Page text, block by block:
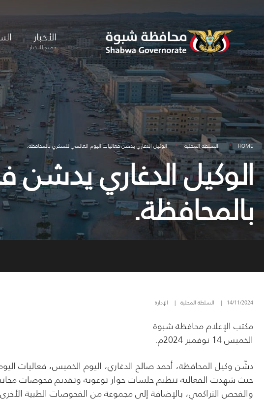
content
الأخبار
جميع الاخبار
HOME السلطة المحلية الوكيل الدغاري يدشن فعاليات اليوم العالمي للسكري بالمحافظة.
الوكيل الدغاري يدشن
بالمحافظة.
14/11/2024
| السلطة المحلية | الإدارة
مكتب الإعلام محافظة شبوة
الخميس 14 نوفمبر 2024م.
دشّن وكيل المحافظة، أحمد صالح الدغاري، اليوم الخميس، فعاليات
حيث شهدت الفعالية تنظيم جلسات حوار توعوية وتقديم فحوصات
والفحص التراكمي، بالإضافة إلى مجموعة من الفحوصات الطبية